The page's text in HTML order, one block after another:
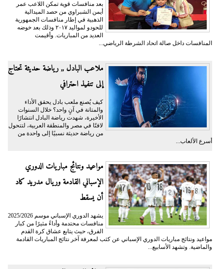
بعد منافسات قوية تمكن اللاعب عمر
أيمن الشبراوي من حصد الميدالية
الذهبية في إطار منافسات الجمهورية
للحودو لمواليد ٢٠١٧ وذلك بعد خوضه
العديد من المباريات. وأقيمت
المنافسات داخل صالة اتحاد الشرطة الرياضي...
ملاعب البادل ,, رياضة حديثة تحتاج
إلى تنفيذ احترافي
كيف يُصنع ملعب بادل يحقق الأداء
والمتانة في آنٍ واحد؟ خلال السنوات
الأخيرة، شهدت رياضة البادل انتشارًا
لافتًا في مصر والمنطقة العربية، لتتحول
من رياضة حديثة نسبيًا إلى واحدة من
أسرع الألعاب...
مواعيد ونتائج مباريات الدوري
الإسباني القادمة وريال مدريد كاد
أن يسقط
يشهد الدوري الإسباني موسم 2025/2026
منافسات محتدمة وأداءً مثيرًا من كبار
الفرق، حيث يتابع عشاق كرة القدم
مواعيد ونتائج مباريات الدوري الإسباني عن كثب لمعرفة آخر نتائج المباريات القادمة
والماضية. وتشهد الأسابيع...